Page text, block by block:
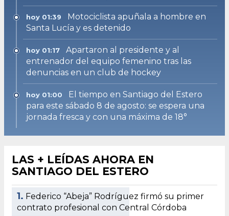
hoy 01:39
Motociclista apuñala a hombre en
Santa Lucía y es detenido
hoy 01:17
Apartaron al presidente y al
entrenador del equipo femenino tras las
denuncias en un club de hockey
hoy 01:00
El tiempo en Santiago del Estero
para este sábado 8 de agosto: se espera una
jornada fresca y con una máxima de 18°
LAS + LEÍDAS AHORA EN
SANTIAGO DEL ESTERO
1. Federico “Abeja” Rodríguez firmó su primer
contrato profesional con Central Córdoba